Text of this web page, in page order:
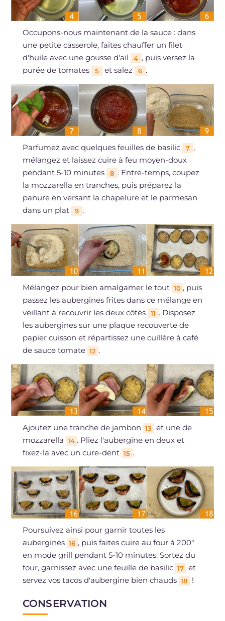
Occupons-nous maintenant de la sauce : dans
une petite casserole, faites chauffer un filet
d'huile avec une gousse d'ail
4 , puis versez la
purée de tomates
5 et salez 6 .
Parfumez avec quelques feuilles de basilic 7 ,
mélangez et laissez cuire à feu moyen-doux
pendant 5-10 minutes
8 . Entre-temps, coupez
la mozzarella en tranches, puis préparez la
panure en versant la chapelure et le parmesan
dans un plat
9 .
Mélangez pour bien amalgamer le tout 10 , puis
passez les aubergines frites dans ce mélange en
veillant à recouvrir les deux côtés
11 . Disposez
les aubergines sur une plaque recouverte de
papier cuisson et répartissez une cuillère à café
de sauce tomate 12 .
Ajoutez une tranche de jambon 13
et une de
mozzarella 14 . Pliez l'aubergine en deux et
fixez-la avec un cure-dent 15 .
Poursuivez ainsi pour garnir toutes les
aubergines 16 , puis faites cuire au four à 200°
en mode grill pendant 5-10 minutes. Sortez du
four, garnissez avec une feuille de basilic 17 et
servez vos tacos d'aubergine bien chauds 18 !
CONSERVATION